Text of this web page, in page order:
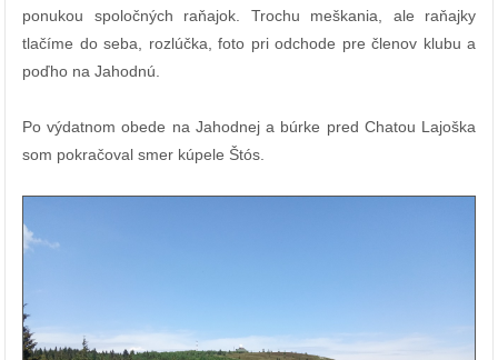
ponukou spoločných raňajok. Trochu meškania, ale raňajky
tlačíme do seba, rozlúčka, foto pri odchode pre členov klubu a
poďho na Jahodnú.
Po výdatnom obede na Jahodnej a búrke pred Chatou Lajoška
som pokračoval smer kúpele Štós.